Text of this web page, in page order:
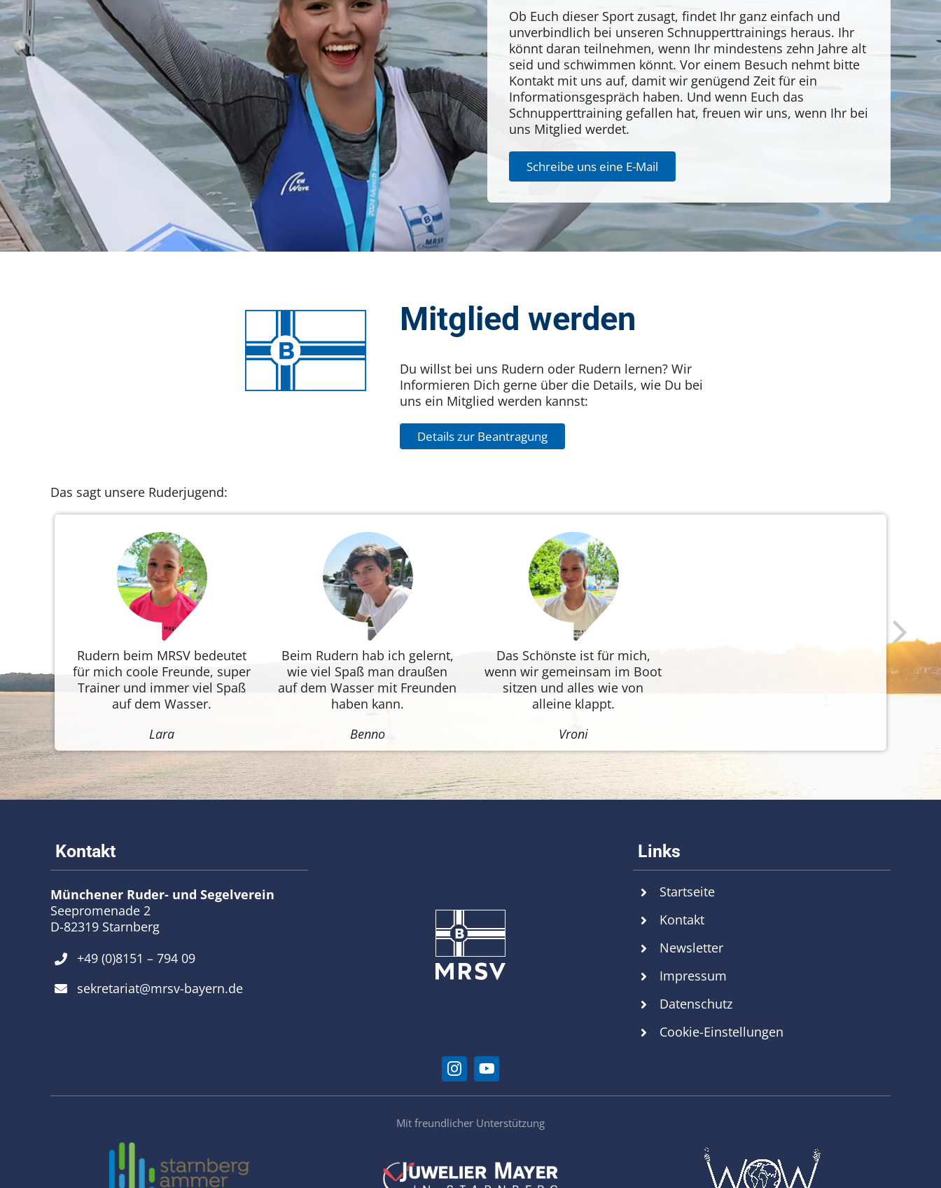
Ob Euch dieser Sport zusagt, findet Ihr ganz einfach und
unverbindlich bei unseren Schnupperttrainings heraus. Ihr
könnt daran teilnehmen, wenn Ihr mindestens zehn Jahre alt
seid und schwimmen könnt. Vor einem Besuch nehmt bitte
Kontakt mit uns auf, damit wir genügend Zeit für ein
Informationsgespräch haben. Und wenn Euch das
Schnupperttraining gefallen hat, freuen wir uns, wenn Ihr bei
uns Mitglied werdet.
Schreibe uns eine E-Mail
Mitglied werden
Du willst bei uns Rudern oder Rudern lernen? Wir
Informieren Dich gerne über die Details, wie Du bei
uns ein Mitglied werden kannst:
Details zur Beantragung
Das sagt unsere Ruderjugend:
Rudern beim MRSV bedeutet
für mich coole Freunde, super
Trainer und immer viel Spaß
auf dem Wasser.
Lara
Beim Rudern hab ich gelernt,
wie viel Spaß man draußen
auf dem Wasser mit Freunden
haben kann.
Benno
Das Schönste ist für mich,
wenn wir gemeinsam im Boot
sitzen und alles wie von
alleine klappt.
Vroni
Ne
xt
Münchener Ruder- und Segelverein
Seepromenade 2
D-82319 Starnberg
+49 (0)8151 – 794 09
sekretariat@mrsv-bayern.de
Startseite
Kontakt
Newsletter
Impressum
Datenschutz
Cookie-Einstellungen
Mit freundlicher Unterstützung